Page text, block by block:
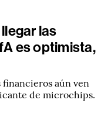
las
es optimista,
financieros aún ven
de microchips.